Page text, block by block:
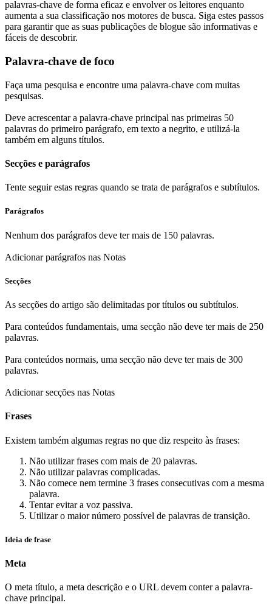
palavras-chave de forma eficaz e envolver os leitores enquanto
aumenta a sua classificação nos motores de busca. Siga estes passos
para garantir que as suas publicações de blogue são informativas e
fáceis de descobrir.
Palavra-chave de foco
Faça uma pesquisa e encontre uma palavra-chave com muitas
pesquisas.
Deve acrescentar a palavra-chave principal nas primeiras 50
palavras do primeiro parágrafo, em texto a negrito, e utilizá-la
também em alguns títulos.
Secções e parágrafos
Tente seguir estas regras quando se trata de parágrafos e subtítulos.
Parágrafos
Nenhum dos parágrafos deve ter mais de 150 palavras.
Adicionar parágrafos nas Notas
Secções
As secções do artigo são delimitadas por títulos ou subtítulos.
Para conteúdos fundamentais, uma secção não deve ter mais de 250
palavras.
Para conteúdos normais, uma secção não deve ter mais de 300
palavras.
Adicionar secções nas Notas
Frases
Existem também algumas regras no que diz respeito às frases:
Não utilizar frases com mais de 20 palavras.
Não utilizar palavras complicadas.
Não comece nem termine 3 frases consecutivas com a mesma
palavra.
Tentar evitar a voz passiva.
Utilizar o maior número possível de palavras de transição.
Ideia de frase
Meta
O meta título, a meta descrição e o URL devem conter a palavra-
chave principal.